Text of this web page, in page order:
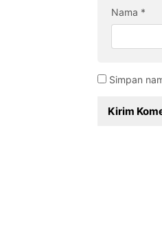
Nama *
Simpan